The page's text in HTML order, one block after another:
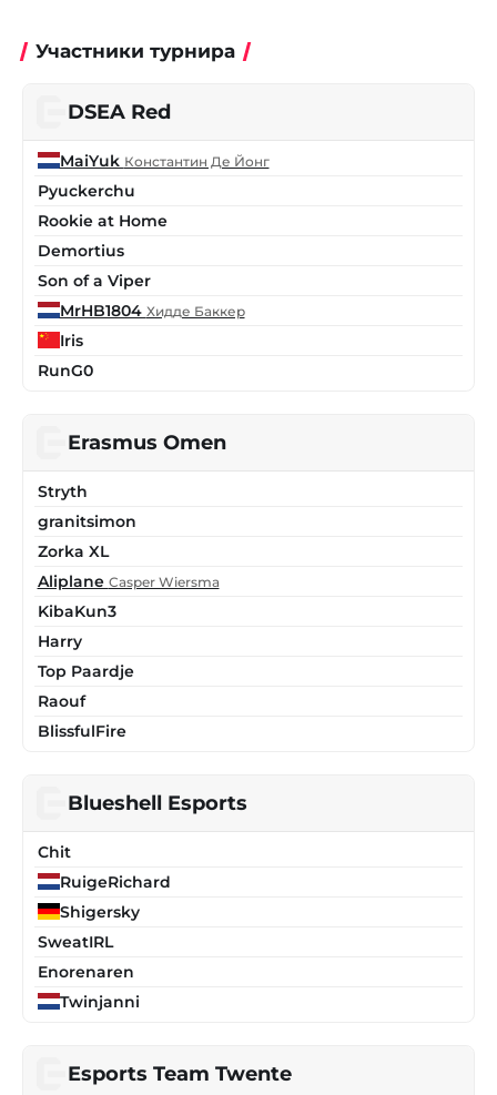
Участники турнира
DSEA Red
MaiYuk Константин Де Йонг
Pyuckerchu
Rookie at Home
Demortius
Son of a Viper
MrHB1804 Хидде Баккер
Iris
RunG0
Erasmus Omen
Stryth
granitsimon
Zorka XL
Aliplane Casper Wiersma
KibaKun3
Harry
Top Paardje
Raouf
BlissfulFire
Blueshell Esports
Chit
RuigeRichard
Shigersky
SweatIRL
Enorenaren
Twinjanni
Esports Team Twente